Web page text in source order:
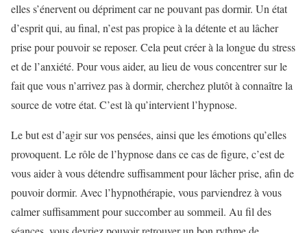
elles s’énervent ou dépriment car ne pouvant pas dormir. Un état
d’esprit qui, au final, n’est pas propice à la détente et au lâcher
prise pour pouvoir se reposer. Cela peut créer à la longue du stress
et de l’anxiété. Pour vous aider, au lieu de vous concentrer sur le
fait que vous n’arrivez pas à dormir, cherchez plutôt à connaître la
source de votre état. C’est là qu’intervient l’hypnose.
Le but est d’agir sur vos pensées, ainsi que les émotions qu’elles
provoquent. Le rôle de l’hypnose dans ce cas de figure, c’est de
vous aider à vous détendre suffisamment pour lâcher prise, afin de
pouvoir dormir. Avec l’hypnothérapie, vous parviendrez à vous
calmer suffisamment pour succomber au sommeil. Au fil des